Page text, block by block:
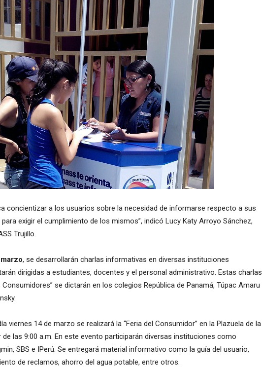
concientizar a los usuarios sobre la necesidad de informarse respecto a sus
exigir el cumplimiento de los mismos”, indicó Lucy Katy Arroyo Sánchez,
Trujillo.
, se desarrollarán charlas informativas en diversas instituciones
dirigidas a estudiantes, docentes y el personal administrativo. Estas charlas
se dictarán en los colegios República de Panamá, Túpac Amaru
viernes 14 de marzo se realizará la “Feria del Consumidor” en la Plazuela de la
de las 9:00 a.m. En este evento participarán diversas instituciones como
SBS e IPerú. Se entregará material informativo como la guía del usuario,
de reclamos, ahorro del agua potable, entre otros.